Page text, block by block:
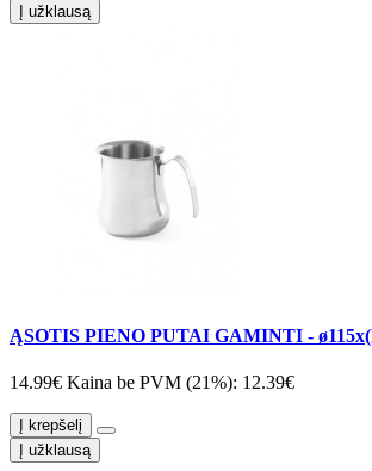
Į užklausą
ĄSOTIS PIENO PUTAI GAMINTI -
14.99€ Kaina be PVM (21%): 12.39€
Į krepšelį
Į užklausą